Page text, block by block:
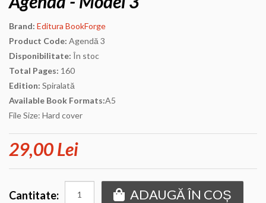
Brand: Editura BookForge
Product Code: Agendă 3
Disponibilitate: În stoc
Total Pages: 160
Edition: Spiralată
Available Book Formats:A5
File Size: Hard cover
29,00 Lei
Cantitate: ADAUGĂ ÎN COȘ